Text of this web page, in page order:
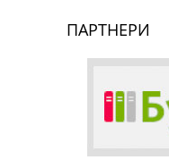
ПАРТНЕРИ